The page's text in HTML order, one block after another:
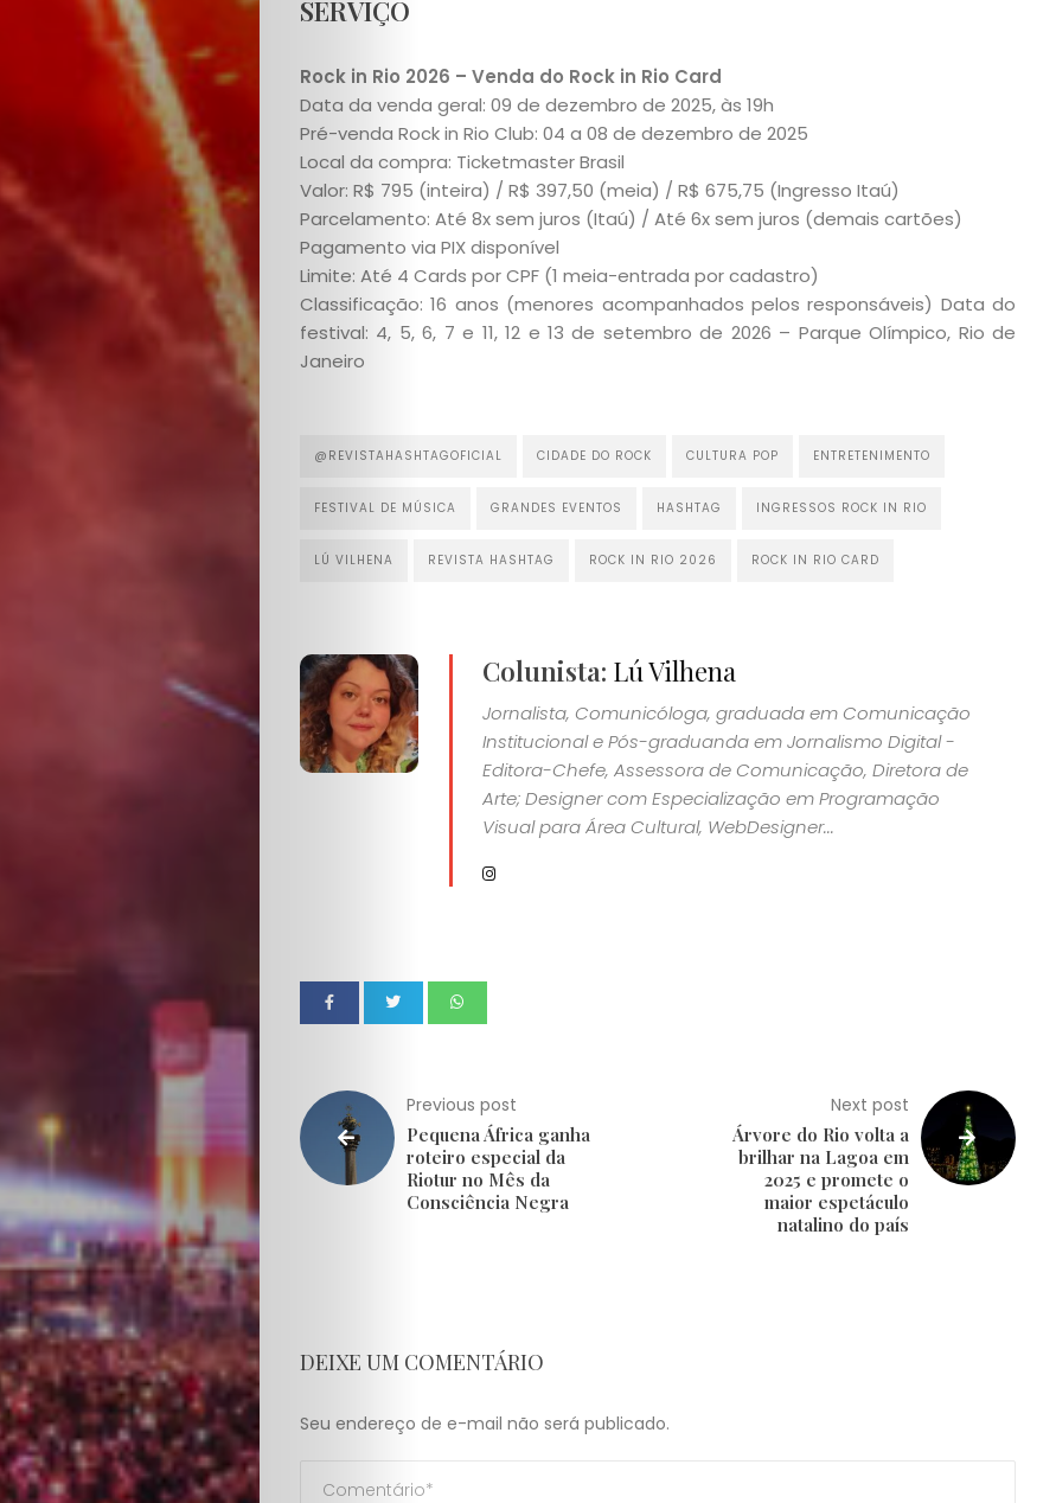
SERVIÇO
Rock in Rio 2026 – Venda do Rock in Rio Card
Data da venda geral: 09 de dezembro de 2025, às 19h
Pré-venda Rock in Rio Club: 04 a 08 de dezembro de 2025
Local da compra: Ticketmaster Brasil
Valor: R$ 795 (inteira) / R$ 397,50 (meia) / R$ 675,75 (Ingresso Itaú)
Parcelamento: Até 8x sem juros (Itaú) / Até 6x sem juros (demais cartões)
Pagamento via PIX disponível
Limite: Até 4 Cards por CPF (1 meia-entrada por cadastro)
Classificação: 16 anos (menores acompanhados pelos responsáveis) Data do
festival: 4, 5, 6, 7 e 11, 12 e 13 de setembro de 2026 – Parque Olímpico, Rio de
Janeiro
@REVISTAHASHTAGOFICIAL CIDADE DO ROCK CULTURA POP ENTRETENIMENTO
FESTIVAL DE MÚSICA GRANDES EVENTOS HASHTAG INGRESSOS ROCK IN RIO
LÚ VILHENA REVISTA HASHTAG ROCK IN RIO 2026 ROCK IN RIO CARD
Colunista: Lú Vilhena
Jornalista, Comunicóloga, graduada em Comunicação
Institucional e Pós-graduanda em Jornalismo Digital -
Editora-Chefe, Assessora de Comunicação, Diretora de
Arte; Designer com Especialização em Programação
Visual para Área Cultural, WebDesigner...
Previous post
Pequena África ganha
roteiro especial da
Riotur no Mês da
Consciência Negra
Next post
Árvore do Rio volta a
brilhar na Lagoa em
2025 e promete o
maior espetáculo
natalino do país
DEIXE UM COMENTÁRIO
Seu endereço de e-mail não será publicado.